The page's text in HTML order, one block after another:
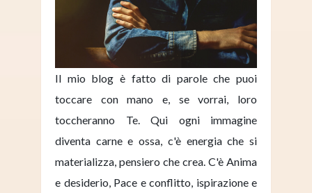
Il mio blog è fatto di parole che puoi
toccare con mano e, se vorrai, loro
toccheranno Te. Qui ogni immagine
diventa carne e ossa, c'è energia che si
materializza, pensiero che crea. C'è Anima
e desiderio, Pace e conflitto, ispirazione e